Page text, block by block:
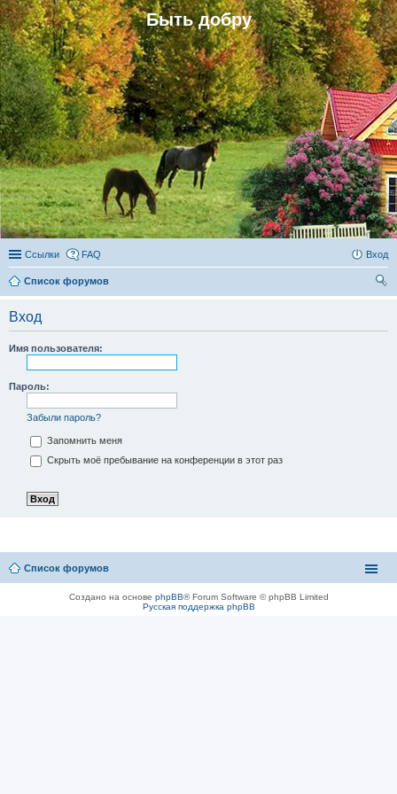
Быть добру
Ссылки FAQ Вход
Список форумов
Вход
Имя пользователя:
Пароль:
Забыли пароль?
Запомнить меня
Скрыть моё пребывание на конференции в этот раз
Список форумов
Создано на основе phpBB® Forum Software © phpBB Limited
Русская поддержка phpBB